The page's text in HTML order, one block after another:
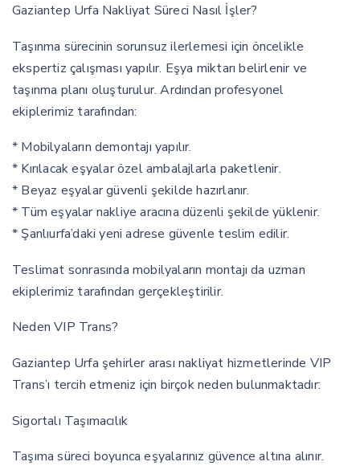
Gaziantep Urfa Nakliyat Süreci Nasıl İşler?
Taşınma sürecinin sorunsuz ilerlemesi için öncelikle
ekspertiz çalışması yapılır. Eşya miktarı belirlenir ve
taşınma planı oluşturulur. Ardından profesyonel
ekiplerimiz tarafından:
* Mobilyaların demontajı yapılır.
* Kırılacak eşyalar özel ambalajlarla paketlenir.
* Beyaz eşyalar güvenli şekilde hazırlanır.
* Tüm eşyalar nakliye aracına düzenli şekilde yüklenir.
* Şanlıurfa’daki yeni adrese güvenle teslim edilir.
Teslimat sonrasında mobilyaların montajı da uzman
ekiplerimiz tarafından gerçekleştirilir.
Neden VIP Trans?
Gaziantep Urfa şehirler arası nakliyat hizmetlerinde VIP
Trans’ı tercih etmeniz için birçok neden bulunmaktadır:
Sigortalı Taşımacılık
Taşıma süreci boyunca eşyalarınız güvence altına alınır.